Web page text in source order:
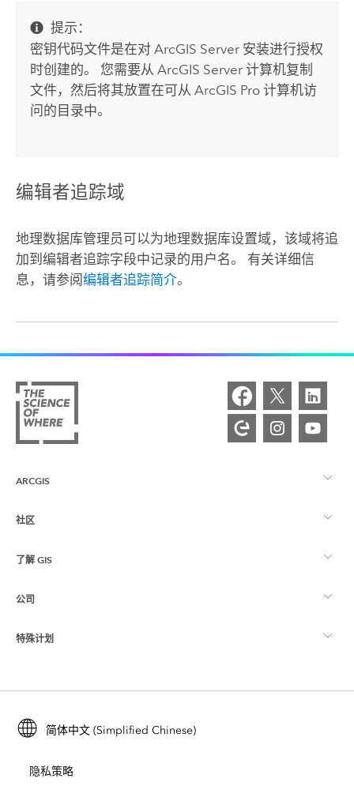
提示：
密钥代码文件是在对ArcGIS Server 安装进行授权
时创建的。 您需要从ArcGIS Server 计算机复制
文件，然后将其放置在可从ArcGIS Pro 计算机访
问的目录中。
编辑者追踪域
地理数据库管理员可以为地理数据库设置域，该域将追
加到编辑者追踪字段中记录的用户名。 有关详细信
息，请参阅编辑者追踪简介。
ARCGIS
ArcGIS 概览
制图
社区
Esri 社区
ArcGIS 博客
Esri 年轻专家关系网
了解 GIS
什么是 GIS？
位置智能
培训
ArcUser
ArcNews
公司
关于 Esri
招贤纳士
开放视野
特殊计划
ArcGIS for Student Use
保护
简体中文 (Simplified Chinese)
隐私策略